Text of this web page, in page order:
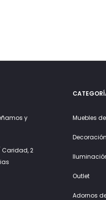
y
Caridad, 2
Muebles
Decoración
Outlet
Adornos